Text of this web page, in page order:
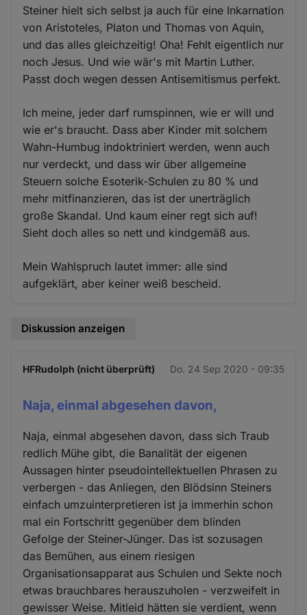
Steiner hielt sich selbst ja auch für eine Inkarnation
von Aristoteles, Platon und Thomas von Aquin,
und das alles gleichzeitig! Oha! Fehlt eigentlich nur
noch Jesus. Und wie wär's mit Martin Luther.
Passt doch wegen dessen Antisemitismus perfekt.
Ich meine, jeder darf rumspinnen, wie er will und
wie er's braucht. Dass aber Kinder mit solchem
Wahn-Humbug indoktriniert werden, wenn auch
nur verdeckt, und dass wir über allgemeine
Steuern solche Esoterik-Schulen zu 80 % und
mehr mitfinanzieren, das ist der unerträglich
große Skandal. Und kaum einer regt sich auf!
Sieht doch alles so nett und kindgemäß aus.
Mein Wahlspruch lautet immer: alle sind
aufgeklärt, aber keiner weiß bescheid.
Diskussion anzeigen
HFRudolph (nicht überprüft) Do. 24 Sep 2020 - 09:35
Naja, einmal abgesehen davon,
Naja, einmal abgesehen davon, dass sich Traub
redlich Mühe gibt, die Banalität der eigenen
Aussagen hinter pseudointellektuellen Phrasen zu
verbergen - das Anliegen, den Blödsinn Steiners
einfach umzuinterpretieren ist ja immerhin schon
mal ein Fortschritt gegenüber dem blinden
Gefolge der Steiner-Jünger. Das ist sozusagen
das Bemühen, aus einem riesigen
Organisationsapparat aus Schulen und Sekte noch
etwas brauchbares herauszuholen - verzweifelt in
gewisser Weise. Mitleid hätten sie verdient, wenn